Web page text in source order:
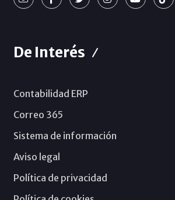
De Interés
Contabilidad ERP
Correo 365
Sistema de información
Aviso legal
Política de privacidad